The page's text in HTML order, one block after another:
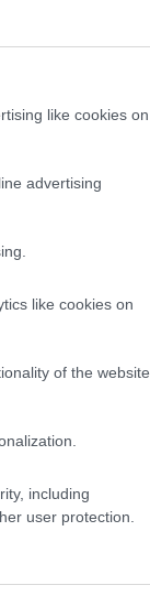
like cookies on
advertising
like cookies on
of the website
including
user protection.
τα